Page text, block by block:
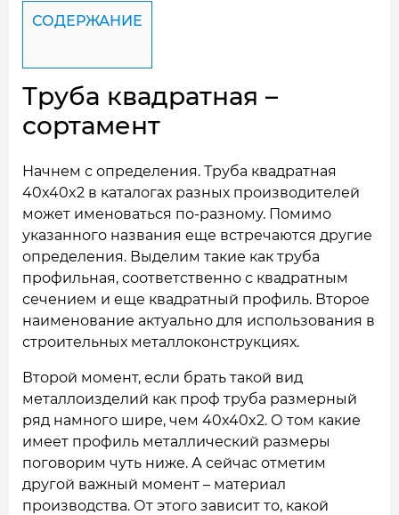
СОДЕРЖАНИЕ
Труба квадратная –
сортамент
Начнем с определения. Труба квадратная
40x40x2 в каталогах разных производителей
может именоваться по-разному. Помимо
указанного названия еще встречаются другие
определения. Выделим такие как труба
профильная, соответственно с квадратным
сечением и еще квадратный профиль. Второе
наименование актуально для использования в
строительных металлоконструкциях.
Второй момент, если брать такой вид
металлоизделий как проф труба размерный
ряд намного шире, чем 40x40x2. О том какие
имеет профиль металлический размеры
поговорим чуть ниже. А сейчас отметим
другой важный момент – материал
производства. От этого зависит то, какой